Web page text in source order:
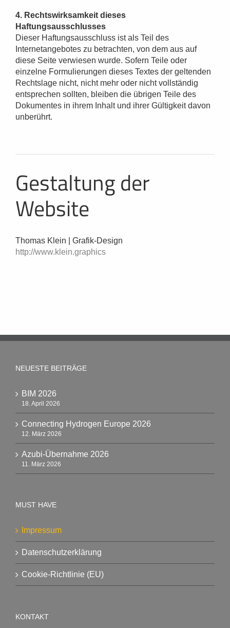
4. Rechtswirksamkeit dieses
Haftungsausschlusses
Dieser Haftungsausschluss ist als Teil des
Internetangebotes zu betrachten, von dem aus auf
diese Seite verwiesen wurde. Sofern Teile oder
einzelne Formulierungen dieses Textes der geltenden
Rechtslage nicht, nicht mehr oder nicht vollständig
entsprechen sollten, bleiben die übrigen Teile des
Dokumentes in ihrem Inhalt und ihrer Gültigkeit davon
unberührt.
Gestaltung der
Website
Thomas Klein | Grafik-Design
http://www.klein.graphics
NEUESTE BEITRÄGE
BIM 2026
18. April 2026
Connecting Hydrogen Europe 2026
12. März 2026
Azubi-Übernahme 2026
11. März 2026
MUST HAVE
Impressum
Datenschutzerklärung
Cookie-Richtlinie (EU)
KONTAKT